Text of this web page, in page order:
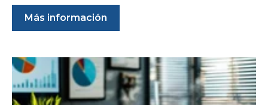
Más información